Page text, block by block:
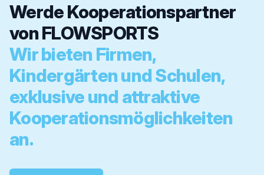
Werde Kooperationspartner
von FLOWSPORTS
Wir bieten Firmen,
Kindergärten und Schulen,
exklusive und attraktive
Kooperationsmöglichkeiten
an.